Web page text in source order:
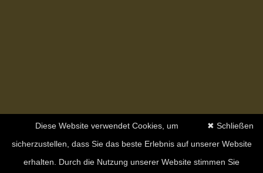
✖ Schließen
Diese Website verwendet Cookies, um
sicherzustellen, dass Sie das beste Erlebnis auf unserer Website
erhalten. Durch die Nutzung unserer Website stimmen Sie